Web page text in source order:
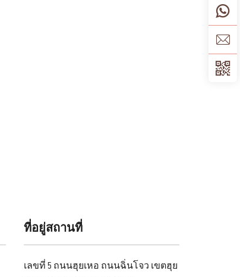
ที่อยู่สถานที่
เลขที่ 5 ถนนฮุยเหอ ถนนฉิ่นโจว เขตฮุย